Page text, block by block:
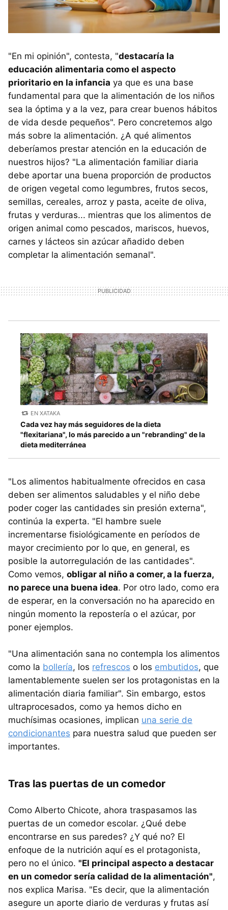
"En mi opinión", contesta, "destacaría la
educación alimentaria como el aspecto
prioritario en la infancia ya que es una base
fundamental para que la alimentación de los niños
sea la óptima y a la vez, para crear buenos hábitos
de vida desde pequeños". Pero concretemos algo
más sobre la alimentación. ¿A qué alimentos
deberíamos prestar atención en la educación de
nuestros hijos? "La alimentación familiar diaria
debe aportar una buena proporción de productos
de origen vegetal como legumbres, frutos secos,
semillas, cereales, arroz y pasta, aceite de oliva,
frutas y verduras... mientras que los alimentos de
origen animal como pescados, mariscos, huevos,
carnes y lácteos sin azúcar añadido deben
completar la alimentación semanal".
EN XATAKA
Cada vez hay más seguidores de la dieta
"flexitariana", lo más parecido a un "rebranding" de la
dieta mediterránea
"Los alimentos habitualmente ofrecidos en casa
deben ser alimentos saludables y el niño debe
poder coger las cantidades sin presión externa",
continúa la experta. "El hambre suele
incrementarse fisiológicamente en períodos de
mayor crecimiento por lo que, en general, es
posible la autorregulación de las cantidades".
Como vemos, obligar al niño a comer, a la fuerza,
no parece una buena idea. Por otro lado, como era
de esperar, en la conversación no ha aparecido en
ningún momento la repostería o el azúcar, por
poner ejemplos.
"Una alimentación sana no contempla los alimentos
como la bollería, los refrescos o los embutidos, que
lamentablemente suelen ser los protagonistas en la
alimentación diaria familiar". Sin embargo, estos
ultraprocesados, como ya hemos dicho en
muchísimas ocasiones, implican una serie de
condicionantes para nuestra salud que pueden ser
importantes.
Tras las puertas de un comedor
Como Alberto Chicote, ahora traspasamos las
puertas de un comedor escolar. ¿Qué debe
encontrarse en sus paredes? ¿Y qué no? El
enfoque de la nutrición aquí es el protagonista,
pero no el único. "El principal aspecto a destacar
en un comedor sería calidad de la alimentación",
nos explica Marisa. "Es decir, que la alimentación
asegure un aporte diario de verduras y frutas así